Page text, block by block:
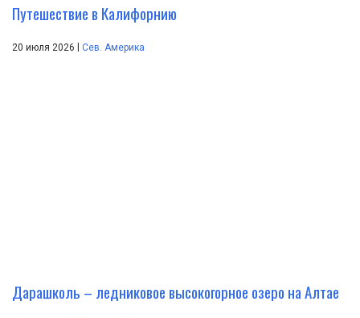
Путешествие в Калифорнию
20 июля 2026 | Сев. Америка
Дарашколь – ледниковое высокогорное озеро на Алтае